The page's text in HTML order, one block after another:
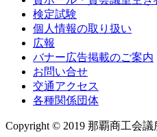
検定試験
個人情報の取り扱い
広報
バナー広告掲載のご案内
お問い合せ
交通アクセス
各種関係団体
Copyright © 2019 那覇商工会議